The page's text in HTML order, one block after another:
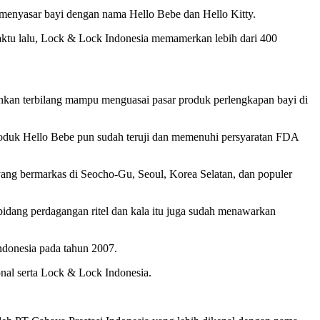
bayi dengan nama Hello Bebe dan Hello Kitty.
lalu, Lock & Lock Indonesia memamerkan lebih dari 400
terbilang mampu menguasai pasar produk perlengkapan bayi di
Hello Bebe pun sudah teruji dan memenuhi persyaratan FDA
bermarkas di Seocho-Gu, Seoul, Korea Selatan, dan populer
perdagangan ritel dan kala itu juga sudah menawarkan
pada tahun 2007.
serta Lock & Lock Indonesia.